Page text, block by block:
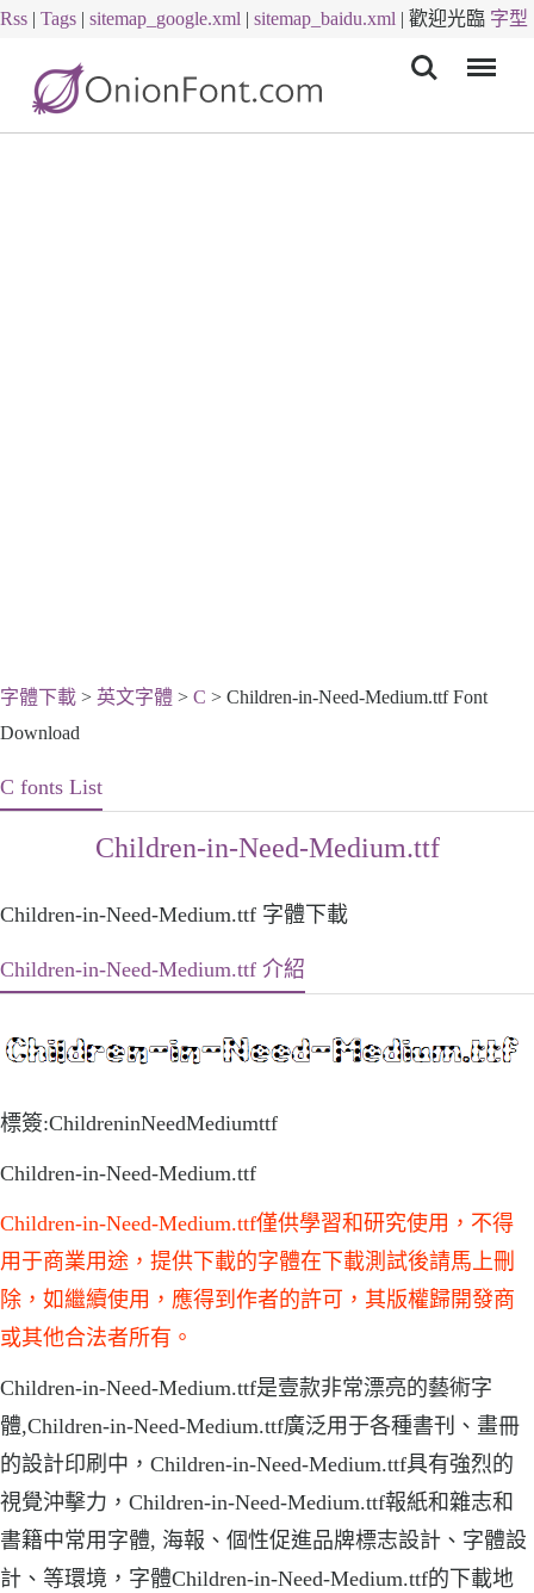
Rss | Tags | sitemap_google.xml | sitemap_baidu.xml | 歡迎光臨 字型
字體下載 > 英文字體 > C > Children-in-Need-Medium.ttf Font
Download
C fonts List
Children-in-Need-Medium.ttf
Children-in-Need-Medium.ttf 字體下載
Children-in-Need-Medium.ttf 介紹
標簽:ChildreninNeedMediumttf
Children-in-Need-Medium.ttf
Children-in-Need-Medium.ttf僅供學習和研究使用，不得
用于商業用途，提供下載的字體在下載測試後請馬上刪
除，如繼續使用，應得到作者的許可，其版權歸開發商
或其他合法者所有。
Children-in-Need-Medium.ttf是壹款非常漂亮的藝術字
體,Children-in-Need-Medium.ttf廣泛用于各種書刊、畫冊
的設計印刷中，Children-in-Need-Medium.ttf具有強烈的
視覺沖擊力，Children-in-Need-Medium.ttf報紙和雜志和
書籍中常用字體, 海報、個性促進品牌標志設計、字體設
計、等環境，字體Children-in-Need-Medium.ttf的下載地